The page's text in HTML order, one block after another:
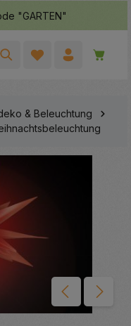
"GARTEN"
& Beleuchtung